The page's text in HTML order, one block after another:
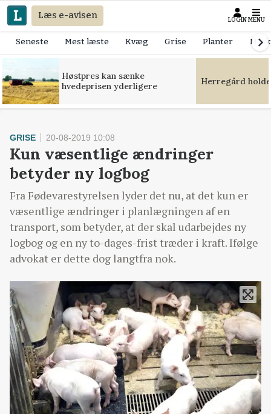
Læs e-avisen LOGIN MENU
Seneste Mest læste Kvæg Grise Planter
Høstpres kan sænke
hvedeprisen yderligere
Herregård
GRISE 20-08-2019 10:08
Kun væsentlige ændringer
betyder ny logbog
Fra Fødevarestyrelsen lyder det nu, at det kun er
væsentlige ændringer i planlægningen af en
transport, som betyder, at der skal udarbejdes ny
logbog og en ny to-dages-frist træder i kraft. Ifølge
advokat er dette dog langtfra nok.